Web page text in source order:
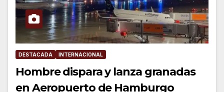
DESTACADA INTERNACIONAL
Hombre dispara y lanza granadas
en Aeropuerto de Hamburgo